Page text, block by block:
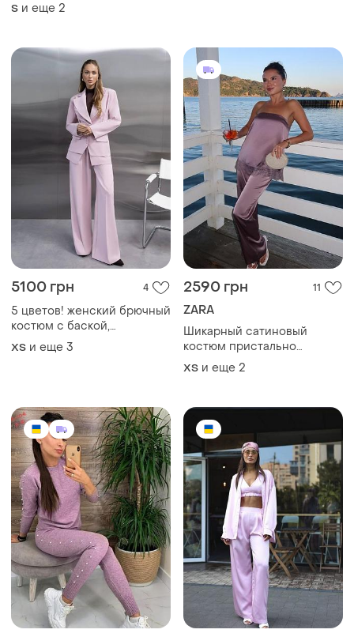
S и еще 2
5100 грн 4
5 цветов! женский брючный
костюм с баской,
классический, длинный
прямой пиджак, жакет,
ХS и еще 3
2590 грн 11
ZARA
Шикарный сатиновый
костюм пристально
розового цвета с топом и
брюками zara 🌟🌟🌟🌟🌟🌟🌟
ХS и еще 2